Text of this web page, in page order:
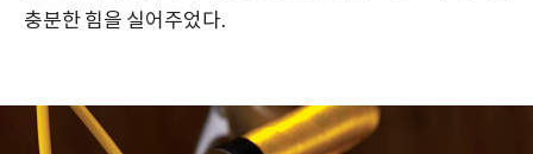
충분한 힘을 실어주었다.